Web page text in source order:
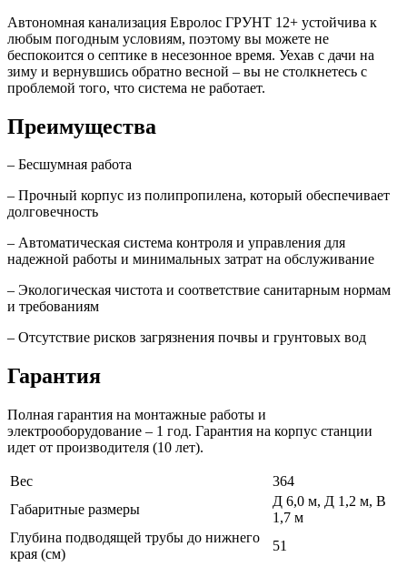
Автономная канализация Евролос ГРУНТ 12+ устойчива к
любым погодным условиям, поэтому вы можете не
беспокоится о септике в несезонное время. Уехав с дачи на
зиму и вернувшись обратно весной – вы не столкнетесь с
проблемой того, что система не работает.
Преимущества
– Бесшумная работа
– Прочный корпус из полипропилена, который обеспечивает
долговечность
– Автоматическая система контроля и управления для
надежной работы и минимальных затрат на обслуживание
– Экологическая чистота и соответствие санитарным нормам
и требованиям
– Отсутствие рисков загрязнения почвы и грунтовых вод
Гарантия
Полная гарантия на монтажные работы и
электрооборудование – 1 год. Гарантия на корпус станции
идет от производителя (10 лет).
Вес
364
Габаритные размеры
Д 6,0 м, Д 1,2 м, В
1,7 м
Глубина подводящей трубы до нижнего
края (см)
51